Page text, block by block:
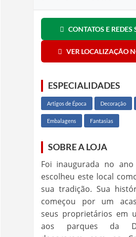
CONTATOS E REDES
VER LOCALIZAÇÃO
ESPECIALIDADES
Artigos de Época Decoração
Embalagens Fantasias
SOBRE A LOJA
Foi inaugurada no
escolheu este local
sua tradição. Sua
começou por um
seus proprietários em
aos parques da